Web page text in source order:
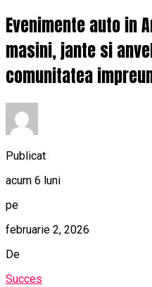
Evenimente auto in
masini, jante si
comunitatea
Publicat
acum 6 luni
pe
februarie 2, 2026
De
Succes